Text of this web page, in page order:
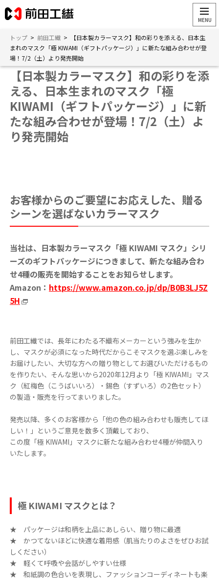
トップ > 前田工繊 >
【日本製カラーマスク】和の彩りを添える、日本生
まれのマスク「極 KIWAMI（ギフトパッケージ）」に新たな組み合わせが登
場！7/2（土）より発売開始
【日本製カラーマスク】和の彩りを添
える、日本生まれのマスク「極
KIWAMI（ギフトパッケージ）」に新
たな組み合わせが登場！7/2（土）よ
り発売開始
お客様からのご要望にお応えした、贈る
シーンを選ばないカラーマスク
当社は、 日本製カラーマスク「極 KIWAMI マスク」シリ
ーズのギフトパッケージにつきまして、新たな組み合わ
せ4種の販売を開始することをお知らせします。
Amazon： https://www.amazon.co.jp/dp/B0B3LJ5Z
5H
前田工繊では、長年にわたる不織布メーカーという強みを生か
し、マスクが必須になった時代だからこそマスクを選ぶ楽しみを
お届けしたい、大切な方への贈り物としてお選びいただけるもの
を作りたい、そんな思いから2020年12月より「極 KIWAMI」マス
ク（紅梅色（こうばいいろ）・錫色（すずいろ）の2色セット）
の製造・販売を行ってまいりました。
発売以降、多くのお客様から「他の色の組み合わせも販売してほ
しい！」というご意見を数多く頂戴しており、
この度「極 KIWAMI」マスクに新たな組み合わせ4種が仲間入り
いたします。
極 KIWAMI マスクとは？
★ パッケージは和柄を上品にあしらい、贈り物に最適
★ かつてないほどに快適な着用感（肌当たりのよさをぜひお試
しください）
★ 軽くて呼吸や会話がしやすい仕様
★ 和紙調の色合いを表現し、ファッションコーディネートも楽